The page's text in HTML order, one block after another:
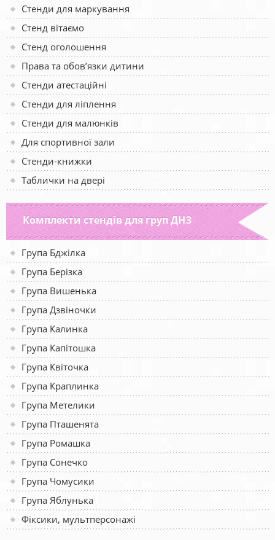
Стенди для маркування
Стенд вітаємо
Стенд оголошення
Права та обов’язки дитини
Стенди атестаційні
Стенди для ліплення
Стенди для малюнків
Для спортивної зали
Стенди-книжки
Таблички на двері
Комплекти стендів для груп ДНЗ
Група Бджілка
Група Берізка
Група Вишенька
Група Дзвіночки
Група Калинка
Група Капітошка
Група Квіточка
Група Краплинка
Група Метелики
Група Пташенята
Група Ромашка
Група Сонечко
Група Чомусики
Група Яблунька
Фіксики, мультперсонажі